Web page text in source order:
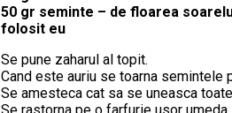
50 gr seminte – de floarea
folosit eu
Se pune zaharul al topit.
Cand este auriu se toarna semintele
Se amesteca cat sa se uneasca